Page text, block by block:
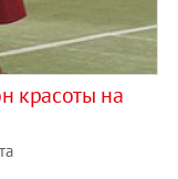
красоты на